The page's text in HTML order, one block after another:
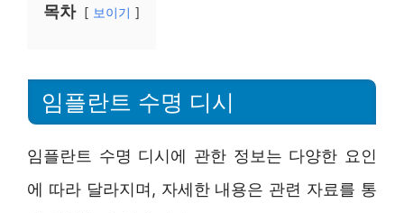
목차 보이기
임플란트 수명 디시
임플란트 수명 디시에 관한 정보는 다양한 요인
에 따라 달라지며, 자세한 내용은 관련 자료를 통